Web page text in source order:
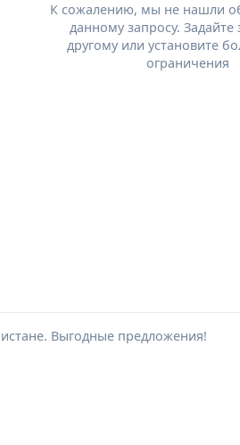
К сожалению, мы не нашли
данному запросу. Задайте
другому или установите
ограничения
Выгодные предложения!